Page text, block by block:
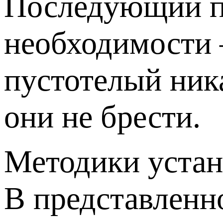
пустотелый
они не брести.
Методики
В